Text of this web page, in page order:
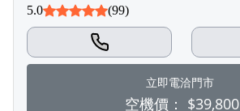
5.0 (99)
立即電洽門市
空機價： $39,800